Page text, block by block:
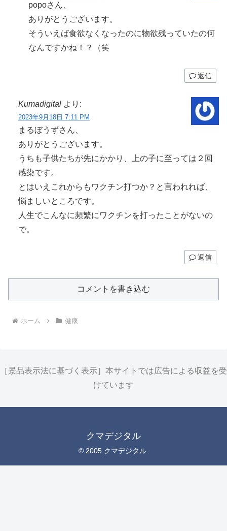
popoさん、
ありがとうございます。
そういえば食欲なくなったのに物欲残っていたの何
なんですかね！？（笑
返信
Kumadigital より:
2023年9月18日 7:11 PM
まるぼうずさん、
ありがとうございます。
うちも子供たちが先にかかり、上の子に至っては２回
感染です。
とはいえこれからもワクチン打つか？と言われれば、
悩ましいところです。
人生でこんなに頻繁にワクチンを打ったことがないの
で。
返信
コメントを書き込む
ホーム 健康
［景品表示法に基づく表示］本サイトでは広告による収益を受
けています
クマデジタル
© 2005 クマデジタル.